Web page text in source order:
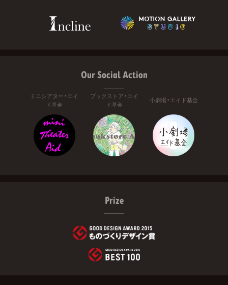
Our Social Action
ミニシアター・エイ
ド基金
ブックストア・エイ
ド基金
小劇場・エイド基金
Prize